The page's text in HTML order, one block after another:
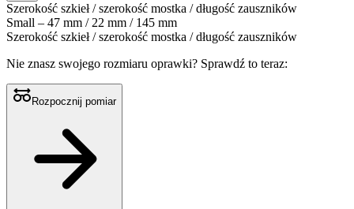
Szerokość szkieł / szerokość mostka / długość zauszników
Small – 47 mm / 22 mm / 145 mm
Szerokość szkieł / szerokość mostka / długość zauszników
Nie znasz swojego rozmiaru oprawki? Sprawdź to teraz:
Rozpocznij pomiar